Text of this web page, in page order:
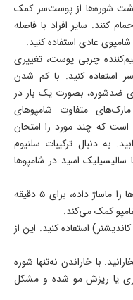
شوره‌ها از پوست‌سر کمک
کنند. سایر افراد با فاصله
عادی استفاده کنید.
چربی پوست، تغییری
کنید. با کم شدن
ضدشوره، بصورت یک بار در
متفاوت شامپوهای
است که چند مورد را امتحان
به دنبال ترکیبات سلنیوم
سالیسیلیک اسید در شامپوها
با استفاده از شامپوهای ضد شوره، دوبار موها را ماساژ داده، برای ۵ دقیقه
کمک می‌کند.
استفاده کنید. این از
با خاراندن نه‌تنها شوره
یا ریزش مو شده و مشکل